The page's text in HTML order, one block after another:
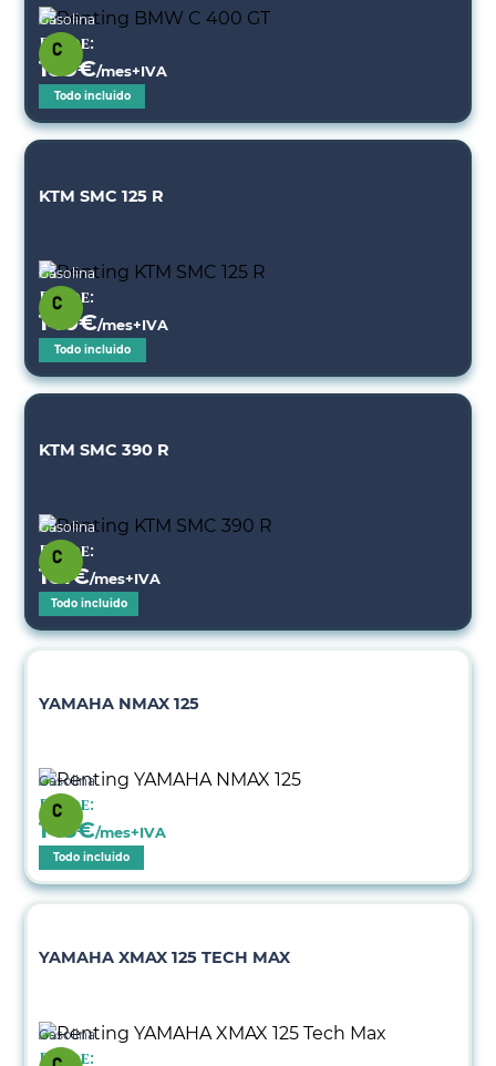
Gasolina
Desde:
189€/mes+IVA
Todo incluido
KTM SMC 125 R
Gasolina
Desde:
140€/mes+IVA
Todo incluido
KTM SMC 390 R
Gasolina
Desde:
161€/mes+IVA
Todo incluido
YAMAHA NMAX 125
Gasolina
Desde:
145€/mes+IVA
Todo incluido
YAMAHA XMAX 125 TECH MAX
Gasolina
Desde: